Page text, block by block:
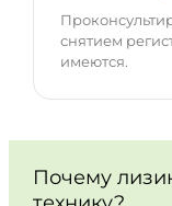
снятием
имеются.
Почему